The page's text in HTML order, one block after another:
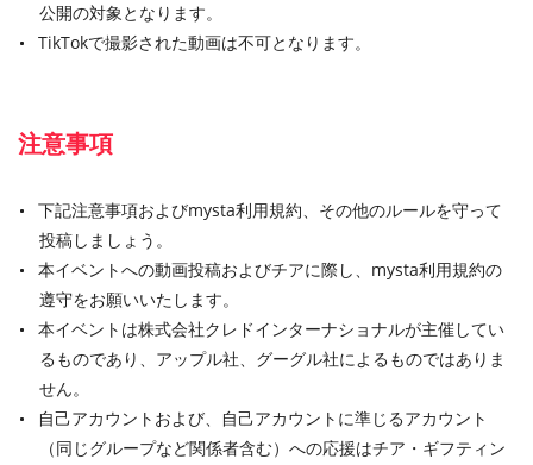
公開の対象となります。
TikTokで撮影された動画は不可となります。
注意事項
下記注意事項およびmysta利用規約、その他のルールを守って
投稿しましょう。
本イベントへの動画投稿およびチアに際し、mysta利用規約の
遵守をお願いいたします。
本イベントは株式会社クレドインターナショナルが主催してい
るものであり、アップル社、グーグル社によるものではありま
せん。
自己アカウントおよび、自己アカウントに準じるアカウント
（同じグループなど関係者含む）への応援はチア・ギフティン